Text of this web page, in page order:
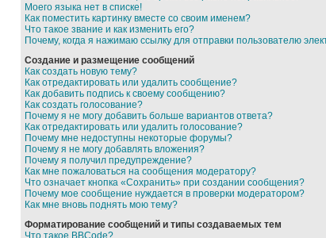
Моего языка нет в списке!
Как поместить картинку вместе со своим именем?
Что такое звание и как изменить его?
Почему, когда я нажимаю ссылку для отправки пользователю
Создание и размещение сообщений
Как создать новую тему?
Как отредактировать или удалить сообщение?
Как добавить подпись к своему сообщению?
Как создать голосование?
Почему я не могу добавить больше вариантов ответа?
Как отредактировать или удалить голосование?
Почему мне недоступны некоторые форумы?
Почему я не могу добавлять вложения?
Почему я получил предупреждение?
Как мне пожаловаться на сообщения модератору?
Что означает кнопка «Сохранить» при создании сообщения?
Почему мое сообщение нуждается в проверки модератором?
Как мне вновь поднять мою тему?
Форматирование сообщений и типы создаваемых тем
Что такое BBCode?